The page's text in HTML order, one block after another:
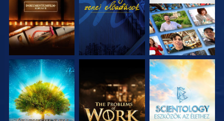
A SOROZAT
RÉSZEI
A SOROZAT
RÉSZEI
A SOROZAT
RÉSZEI